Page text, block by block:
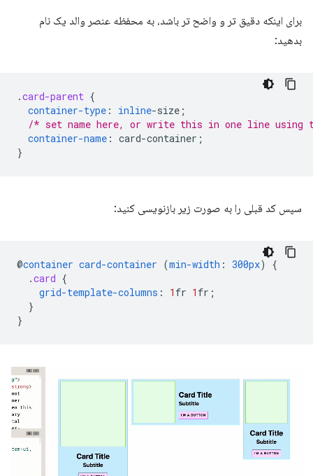
برای اینکه دقیق تر و واضح تر باشد، به محفظه عنصر والد یک نام
بدهید:
.card-parent {
container-type : inline-size ;
/* set name here, or write this in one line using
container-name : card-container ;
}
سپس کد قبلی را به صورت زیر بازنویسی کنید:
@container card-container (min-width : 300px)
{
.card {
grid-template-columns : 1 fr 1 fr ;
}
}